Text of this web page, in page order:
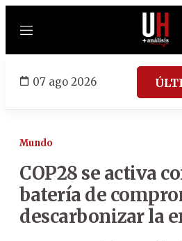
Menú
07 ago 2026
Mundo
COP28 se activa
batería de
descarbonizar la